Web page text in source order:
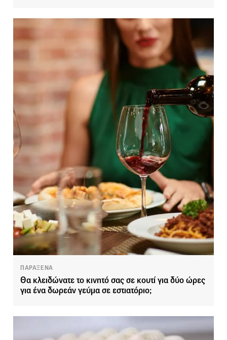
ΠΑΡΑΞΕΝΑ
Θα κλειδώνατε το κινητό σας σε κουτί για δύο ώρες
για ένα δωρεάν γεύμα σε εστιατόριο;